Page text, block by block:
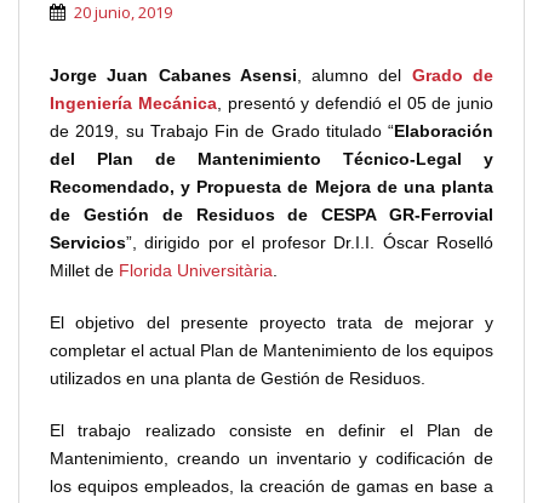
20 junio, 2019
Jorge Juan Cabanes Asensi, alumno del Grado de
Ingeniería Mecánica, presentó y defendió el 05 de junio
de 2019, su Trabajo Fin de Grado titulado “Elaboración
del Plan de Mantenimiento Técnico-Legal y
Recomendado, y Propuesta de Mejora de una planta
de Gestión de Residuos de CESPA GR-Ferrovial
Servicios”, dirigido por el profesor Dr.I.I. Óscar Roselló
Millet de Florida Universitària.
El objetivo del presente proyecto trata de mejorar y
completar el actual Plan de Mantenimiento de los equipos
utilizados en una planta de Gestión de Residuos.
El trabajo realizado consiste en definir el Plan de
Mantenimiento, creando un inventario y codificación de
los equipos empleados, la creación de gamas en base a